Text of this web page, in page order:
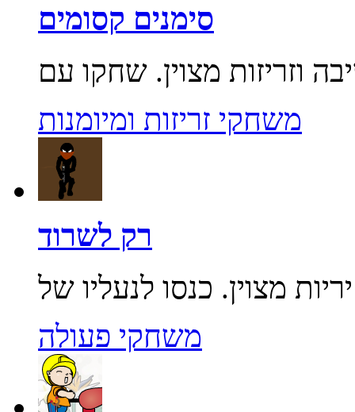
סימנים קסומים
משחקי זריזות ומיומנות
רק לשרוד
משחקי פעולה